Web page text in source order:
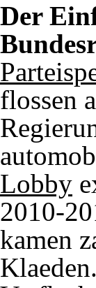
Der
flossen
Lobby
2010-
kamen
Klaeden.